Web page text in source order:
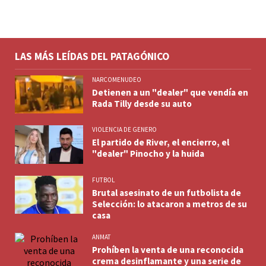
LAS MÁS LEÍDAS DEL PATAGÓNICO
NARCOMENUDEO
Detienen a un "dealer" que vendía en
Rada Tilly desde su auto
VIOLENCIA DE GENERO
El partido de River, el encierro, el
"dealer" Pinocho y la huida
FUTBOL
Brutal asesinato de un futbolista de
Selección: lo atacaron a metros de su
casa
ANMAT
Prohíben la venta de una reconocida
crema desinflamante y una serie de